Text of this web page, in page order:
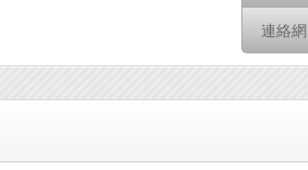
連絡網